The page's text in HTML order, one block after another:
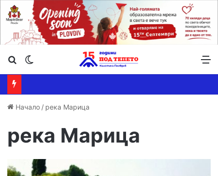
Търсене ...
Начало / река Марица
река Марица